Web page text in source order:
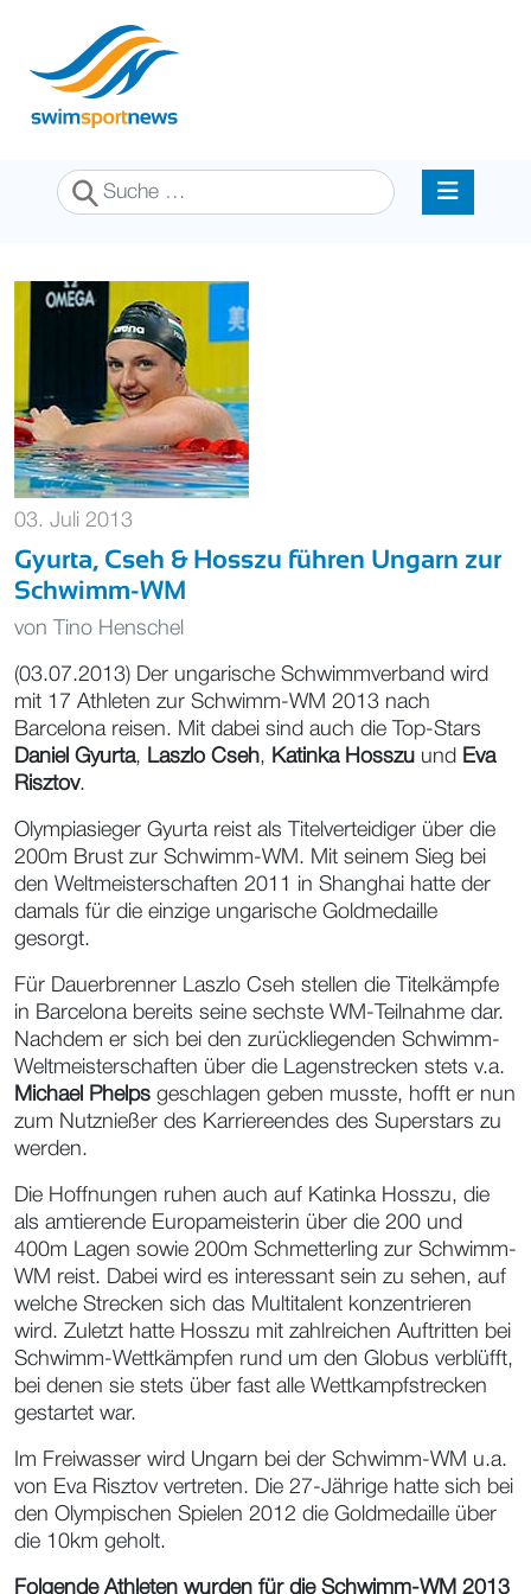
Suchen
03. Juli 2013
Gyurta, Cseh & Hosszu führen Ungarn zur
Schwimm-WM
von Tino Henschel
(03.07.2013) Der ungarische Schwimmverband wird
mit 17 Athleten zur Schwimm-WM 2013 nach
Barcelona reisen. Mit dabei sind auch die Top-Stars
Daniel Gyurta, Laszlo Cseh, Katinka Hosszu und Eva
Risztov.
Olympiasieger Gyurta reist als Titelverteidiger über die
200m Brust zur Schwimm-WM. Mit seinem Sieg bei
den Weltmeisterschaften 2011 in Shanghai hatte der
damals für die einzige ungarische Goldmedaille
gesorgt.
Für Dauerbrenner Laszlo Cseh stellen die Titelkämpfe
in Barcelona bereits seine sechste WM-Teilnahme dar.
Nachdem er sich bei den zurückliegenden Schwimm-
Weltmeisterschaften über die Lagenstrecken stets v.a.
Michael Phelps geschlagen geben musste, hofft er nun
zum Nutznießer des Karriereendes des Superstars zu
werden.
Die Hoffnungen ruhen auch auf Katinka Hosszu, die
als amtierende Europameisterin über die 200 und
400m Lagen sowie 200m Schmetterling zur Schwimm-
WM reist. Dabei wird es interessant sein zu sehen, auf
welche Strecken sich das Multitalent konzentrieren
wird. Zuletzt hatte Hosszu mit zahlreichen Auftritten bei
Schwimm-Wettkämpfen rund um den Globus verblüfft,
bei denen sie stets über fast alle Wettkampfstrecken
gestartet war.
Im Freiwasser wird Ungarn bei der Schwimm-WM u.a.
von Eva Risztov vertreten. Die 27-Jährige hatte sich bei
den Olympischen Spielen 2012 die Goldmedaille über
die 10km geholt.
Folgende Athleten wurden für die Schwimm-WM 2013